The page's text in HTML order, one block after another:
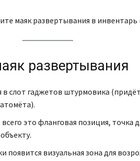
маяк развертывания в инвентарь
развертывания
слот гаджетов штурмовика
это фланговая позиция, точка
появится визуальная зона для